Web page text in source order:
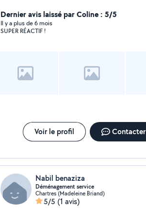
Dernier avis laissé par Coline : 5/5
Il y a plus de 6 mois
SUPER RÉACTIF !
Voir le profil Contacter
Nabil benaziza
Déménagement service
Chartres (Madeleine Briand)
5/5 (1 avis)